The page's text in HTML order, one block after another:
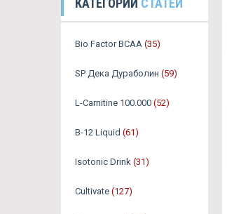
Bio Factor BCAA (35)
SP Дека Дураболин (59)
L-Carnitine 100.000 (52)
B-12 Liquid (61)
Isotonic Drink (31)
Cultivate (127)